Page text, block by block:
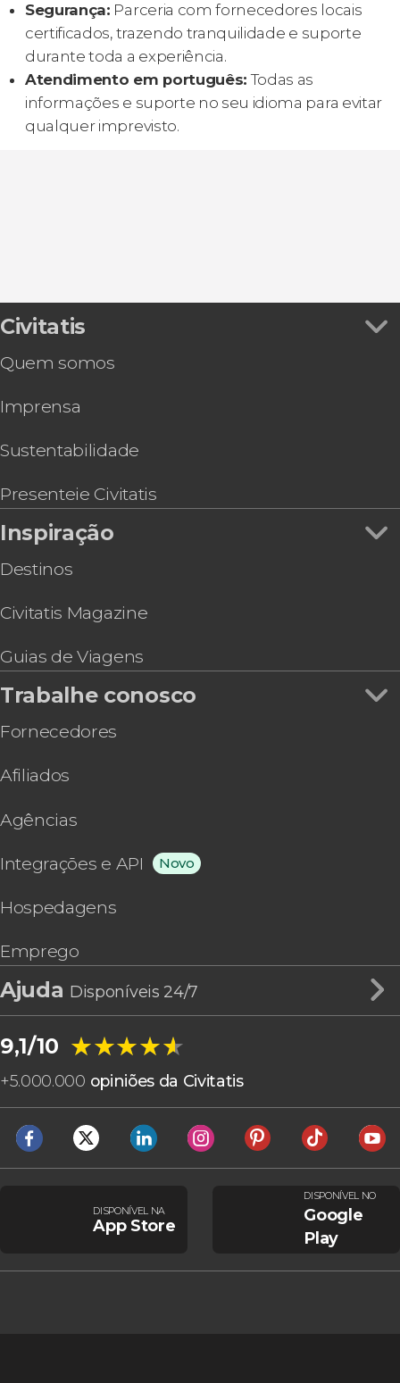
Segurança: Parceria com fornecedores locais
certificados, trazendo tranquilidade e suporte
durante toda a experiência.
Atendimento em português: Todas as
informações e suporte no seu idioma para evitar
qualquer imprevisto.
Civitatis
Quem somos
Imprensa
Sustentabilidade
Presenteie Civitatis
Inspiração
Destinos
Civitatis Magazine
Guias de Viagens
Trabalhe conosco
Fornecedores
Afiliados
Agências
Integrações e API Novo
Hospedagens
Emprego
Ajuda Disponíveis 24/7
9,1/10 ★★★★★
★★★★★
+5.000.000 opiniões da Civitatis
DISPONÍVEL NA
App Store
DISPONÍVEL NO
Google
Play